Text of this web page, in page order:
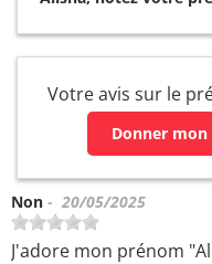
Votre avis sur le
Donner mon
Non - 20/05/2025
J'adore mon prénom